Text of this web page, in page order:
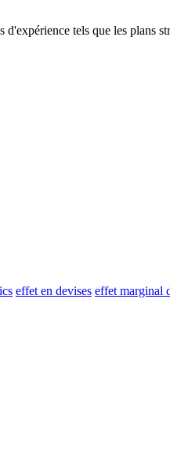
tels que les plans
effet en devises effet marginal